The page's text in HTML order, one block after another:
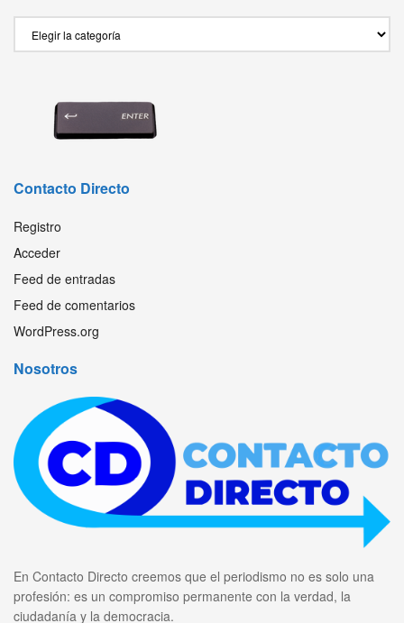
Contacto Directo
Registro
Acceder
Feed de entradas
Feed de comentarios
WordPress.org
Nosotros
En Contacto Directo creemos que el periodismo no es solo una
profesión: es un compromiso permanente con la verdad, la
ciudadanía y la democracia.